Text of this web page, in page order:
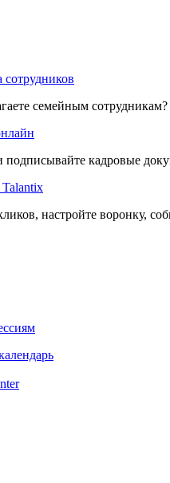
семейным сотрудникам?
подписывайте кадровые
Talantix
настройте воронку,